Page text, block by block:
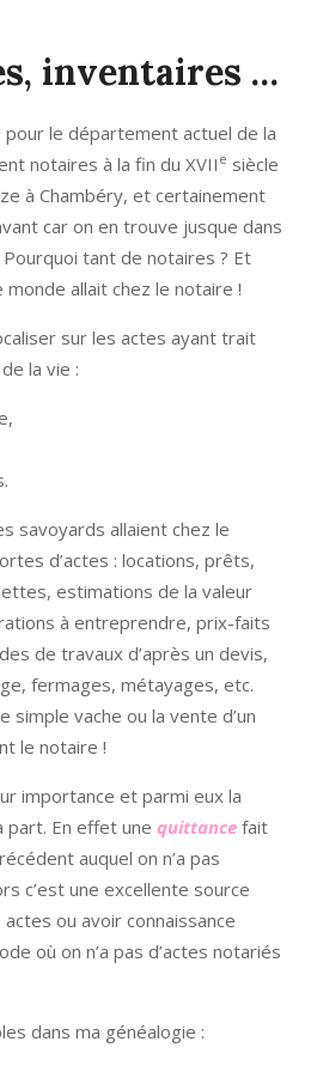
inventaires …
le département actuel de la
notaires à la fin du XVII e siècle
à Chambéry, et certainement
car on en trouve jusque dans
tant de notaires ? Et
allait chez le notaire !
sur les actes ayant trait
la vie :
savoyards allaient chez le
d’actes : locations, prêts,
estimations de la valeur
à entreprendre, prix-faits
de travaux d’après un devis,
fermages, métayages, etc.
simple vache ou la vente d’un
le notaire !
importance et parmi eux la
part. En effet une quittance fait
auquel on n’a pas
c’est une excellente source
ou avoir connaissance
où on n’a pas d’actes notariés
dans ma généalogie :